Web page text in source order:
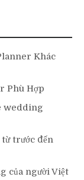
Khác
Phù Hợp
wedding
trước đến
của người Việt